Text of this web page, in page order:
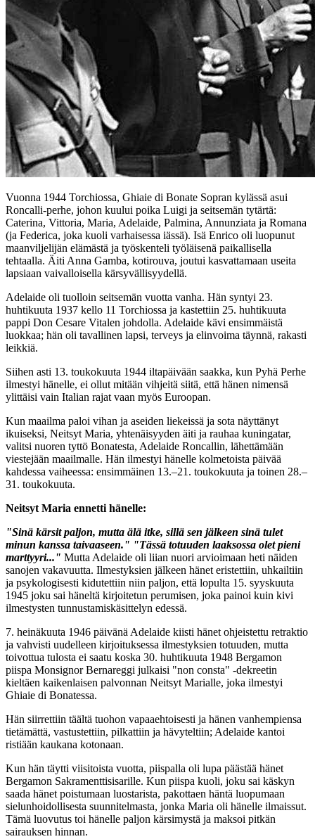
Vuonna 1944 Torchiossa, Ghiaie di Bonate Sopran kylässä asui
Roncalli-perhe, johon kuului poika Luigi ja seitsemän tytärtä:
Caterina, Vittoria, Maria, Adelaide, Palmina, Annunziata ja Romana
(ja Federica, joka kuoli varhaisessa iässä). Isä Enrico oli luopunut
maanviljelijän elämästä ja työskenteli työläisenä paikallisella
tehtaalla. Äiti Anna Gamba, kotirouva, joutui kasvattamaan useita
lapsiaan vaivalloisella kärsyvällisyydellä.
Adelaide oli tuolloin seitsemän vuotta vanha. Hän syntyi 23.
huhtikuuta 1937 kello 11 Torchiossa ja kastettiin 25. huhtikuuta
pappi Don Cesare Vitalen johdolla. Adelaide kävi ensimmäistä
luokkaa; hän oli tavallinen lapsi, terveys ja elinvoima täynnä, rakasti
leikkiä.
Siihen asti 13. toukokuuta 1944 iltapäivään saakka, kun Pyhä Perhe
ilmestyi hänelle, ei ollut mitään vihjeitä siitä, että hänen nimensä
ylittäisi vain Italian rajat vaan myös Euroopan.
Kun maailma paloi vihan ja aseiden liekeissä ja sota näyttänyt
ikuiseksi, Neitsyt Maria, yhtenäisyyden äiti ja rauhaa kuningatar,
valitsi nuoren tyttö Bonatesta, Adelaide Roncallin, lähettämään
viestejään maailmalle. Hän ilmestyi hänelle kolmetoista päivää
kahdessa vaiheessa: ensimmäinen 13.–21. toukokuuta ja toinen 28.–
31. toukokuuta.
Neitsyt Maria ennetti hänelle:
"Sinä kärsit paljon, mutta älä itke, sillä sen jälkeen sinä tulet
minun kanssa taivaaseen." "Tässä totuuden laaksossa olet pieni
marttyyri..." Mutta Adelaide oli liian nuori arvioimaan heti näiden
sanojen vakavuutta. Ilmestyksien jälkeen hänet eristettiin, uhkailtiin
ja psykologisesti kidutettiin niin paljon, että lopulta 15. syyskuuta
1945 joku sai häneltä kirjoitetun perumisen, joka painoi kuin kivi
ilmestysten tunnustamiskäsittelyn edessä.
7. heinäkuuta 1946 päivänä Adelaide kiisti hänet ohjeistettu retraktio
ja vahvisti uudelleen kirjoituksessa ilmestyksien totuuden, mutta
toivottua tulosta ei saatu koska 30. huhtikuuta 1948 Bergamon
piispa Monsignor Bernareggi julkaisi "non consta" -dekreetin
kieltäen kaikenlaisen palvonnan Neitsyt Marialle, joka ilmestyi
Ghiaie di Bonatessa.
Hän siirrettiin täältä tuohon vapaaehtoisesti ja hänen vanhempiensa
tietämättä, vastustettiin, pilkattiin ja hävyteltiin; Adelaide kantoi
ristiään kaukana kotonaan.
Kun hän täytti viisitoista vuotta, piispalla oli lupa päästää hänet
Bergamon Sakramenttisisarille. Kun piispa kuoli, joku sai käskyn
saada hänet poistumaan luostarista, pakottaen häntä luopumaan
sielunhoidollisesta suunnitelmasta, jonka Maria oli hänelle ilmaissut.
Tämä luovutus toi hänelle paljon kärsimystä ja maksoi pitkän
sairauksen hinnan.